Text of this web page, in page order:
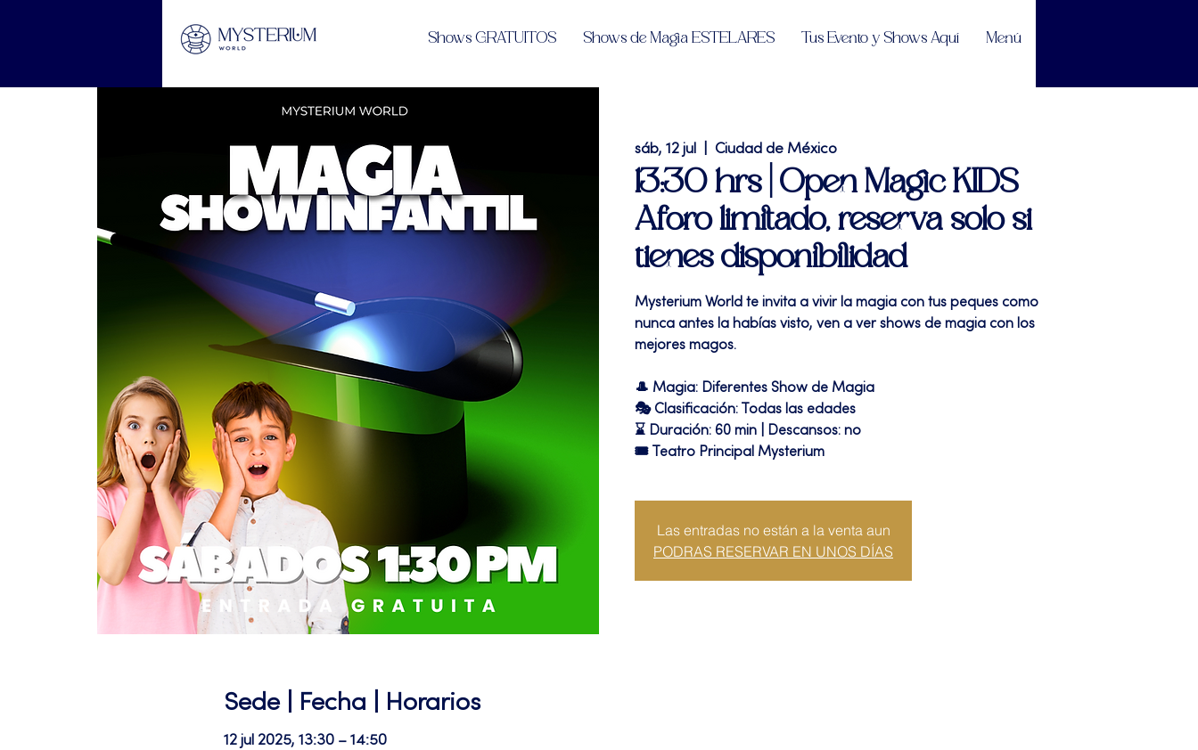
Shows GRATUITOS Shows de Magia ESTELARES Tus Evento y Shows Aquí Menú
sáb, 12 jul Ciudad de México
13:30 hrs | Open Magic KIDS
Aforo limitado, reserva solo si
tienes disponibilidad
Mysterium World te invita a vivir la magia con tus peques como
nunca antes la habías visto, ven a ver shows de magia con los
mejores magos.
🎩 Magia: Diferentes Show de Magia
🎭 Clasificación: Todas las edades
⌛ Duración: 60 min | Descansos: no
🎟 Teatro Principal Mysterium
Las entradas no están a la venta aun
PODRAS RESERVAR EN UNOS DÍAS
Sede | Fecha | Horarios
12 jul 2025, 13:30 – 14:50